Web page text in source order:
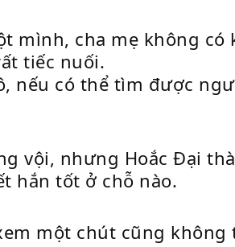
mình, cha mẹ không có
tiếc nuối.
nếu có thể tìm được
vội, nhưng Hoắc Đại
hắn tốt ở chỗ nào.
một chút cũng